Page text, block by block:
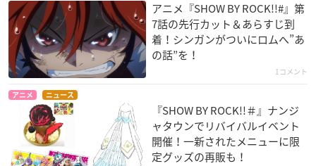
アニメ『SHOW BY ROCK!!#』第
7話の先行カット＆あらすじ到
着！シンガンがついにロムへ”あ
の話”を！
1コメント
アニメ ニュース
『SHOW BY ROCK!!＃』ナンジ
ャタウンでリバイバルイベント
開催！一新されたメニューに限
定グッズの再販も！